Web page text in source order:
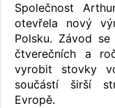
Společnost
otevřela nový
Polsku. Závod
čtverečních a
vyrobit stovky
součástí širší
Evropě.